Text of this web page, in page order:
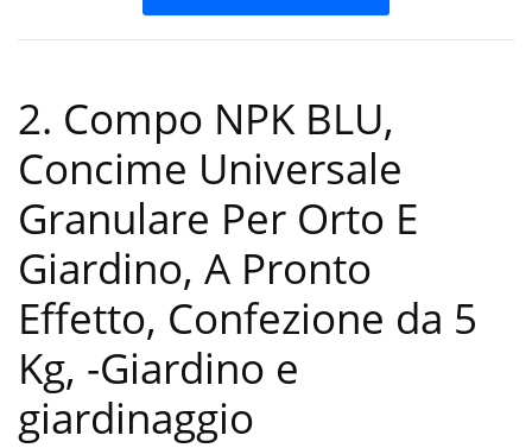
2. Compo NPK BLU,
Concime Universale
Granulare Per Orto E
Giardino, A Pronto
Effetto, Confezione da 5
Kg, -Giardino e
giardinaggio